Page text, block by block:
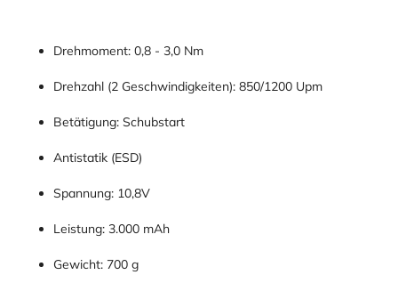
Drehmoment: 0,8 - 3,0 Nm
Drehzahl (2 Geschwindigkeiten): 850/1200 Upm
Betätigung: Schubstart
Antistatik (ESD)
Spannung: 10,8V
Leistung: 3.000 mAh
Gewicht: 700 g